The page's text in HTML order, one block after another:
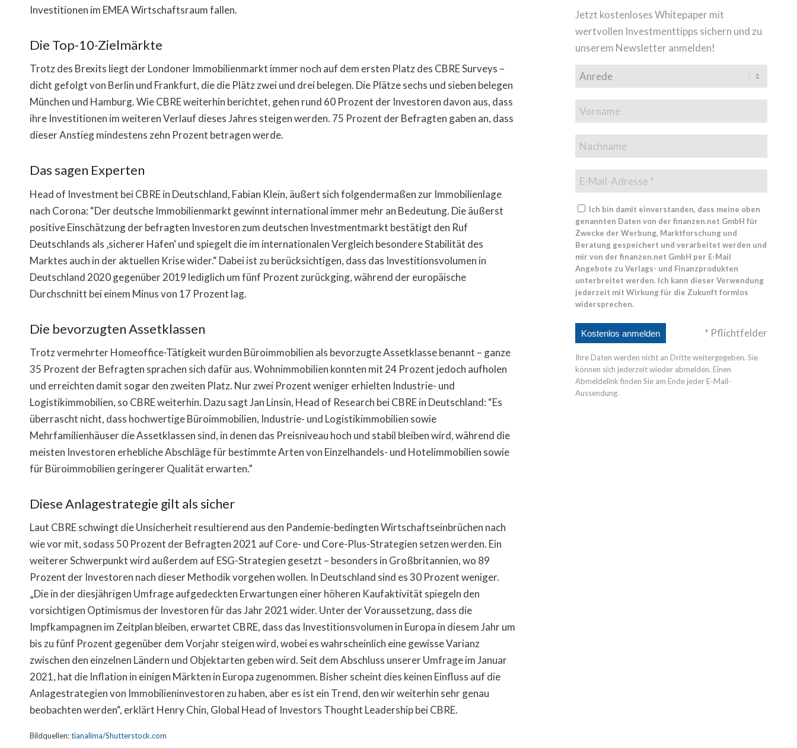
Investitionen im EMEA Wirtschaftsraum fallen.
Die Top-10-Zielmärkte
Trotz des Brexits liegt der Londoner Immobilienmarkt immer noch auf dem ersten Platz des CBRE Surveys –
dicht gefolgt von Berlin und Frankfurt, die die Plätz zwei und drei belegen. Die Plätze sechs und sieben belegen
München und Hamburg. Wie CBRE weiterhin berichtet, gehen rund 60 Prozent der Investoren davon aus, dass
ihre Investitionen im weiteren Verlauf dieses Jahres steigen werden. 75 Prozent der Befragten gaben an, dass
dieser Anstieg mindestens zehn Prozent betragen werde.
Das sagen Experten
Head of Investment bei CBRE in Deutschland, Fabian Klein, äußert sich folgendermaßen zur Immobilienlage
nach Corona: “Der deutsche Immobilienmarkt gewinnt international immer mehr an Bedeutung. Die äußerst
positive Einschätzung der befragten Investoren zum deutschen Investmentmarkt bestätigt den Ruf
Deutschlands als ‚sicherer Hafen‘ und spiegelt die im internationalen Vergleich besondere Stabilität des
Marktes auch in der aktuellen Krise wider.“ Dabei ist zu berücksichtigen, dass das Investitionsvolumen in
Deutschland 2020 gegenüber 2019 lediglich um fünf Prozent zurückging, während der europäische
Durchschnitt bei einem Minus von 17 Prozent lag.
Die bevorzugten Assetklassen
Trotz vermehrter Homeoffice-Tätigkeit wurden Büroimmobilien als bevorzugte Assetklasse benannt – ganze
35 Prozent der Befragten sprachen sich dafür aus. Wohnimmobilien konnten mit 24 Prozent jedoch aufholen
und erreichten damit sogar den zweiten Platz. Nur zwei Prozent weniger erhielten Industrie- und
Logistikimmobilien, so CBRE weiterhin. Dazu sagt Jan Linsin, Head of Research bei CBRE in Deutschland: “Es
überrascht nicht, dass hochwertige Büroimmobilien, Industrie- und Logistikimmobilien sowie
Mehrfamilienhäuser die Assetklassen sind, in denen das Preisniveau hoch und stabil bleiben wird, während die
meisten Investoren erhebliche Abschläge für bestimmte Arten von Einzelhandels- und Hotelimmobilien sowie
für Büroimmobilien geringerer Qualität erwarten.”
Diese Anlagestrategie gilt als sicher
Laut CBRE schwingt die Unsicherheit resultierend aus den Pandemie-bedingten Wirtschaftseinbrüchen nach
wie vor mit, sodass 50 Prozent der Befragten 2021 auf Core- und Core-Plus-Strategien setzen werden. Ein
weiterer Schwerpunkt wird außerdem auf ESG-Strategien gesetzt – besonders in Großbritannien, wo 89
Prozent der Investoren nach dieser Methodik vorgehen wollen. In Deutschland sind es 30 Prozent weniger.
„Die in der diesjährigen Umfrage aufgedeckten Erwartungen einer höheren Kaufaktivität spiegeln den
vorsichtigen Optimismus der Investoren für das Jahr 2021 wider. Unter der Voraussetzung, dass die
Impfkampagnen im Zeitplan bleiben, erwartet CBRE, dass das Investitionsvolumen in Europa in diesem Jahr um
bis zu fünf Prozent gegenüber dem Vorjahr steigen wird, wobei es wahrscheinlich eine gewisse Varianz
zwischen den einzelnen Ländern und Objektarten geben wird. Seit dem Abschluss unserer Umfrage im Januar
2021, hat die Inflation in einigen Märkten in Europa zugenommen. Bisher scheint dies keinen Einfluss auf die
Anlagestrategien von Immobilieninvestoren zu haben, aber es ist ein Trend, den wir weiterhin sehr genau
beobachten werden“, erklärt Henry Chin, Global Head of Investors Thought Leadership bei CBRE.
Bildquellen:tianalima/Shutterstock.com
Jetzt kostenloses Whitepaper mit
wertvollen Investmenttipps sichern und zu
unserem Newsletter anmelden!
Ich bin damit einverstanden, dass meine oben
genannten Daten von der finanzen.net GmbH für
Zwecke der Werbung, Marktforschung und
Beratung gespeichert und verarbeitet werden und
mir von der finanzen.net GmbH per E-Mail
Angebote zu Verlags- und Finanzprodukten
unterbreitet werden. Ich kann dieser Verwendung
jederzeit mit Wirkung für die Zukunft formlos
widersprechen.
* Pflichtfelder
Ihre Daten werden nicht an Dritte weitergegeben. Sie
können sich jederzeit wieder abmelden. Einen
Abmeldelink finden Sie am Ende jeder E-Mail-
Aussendung.